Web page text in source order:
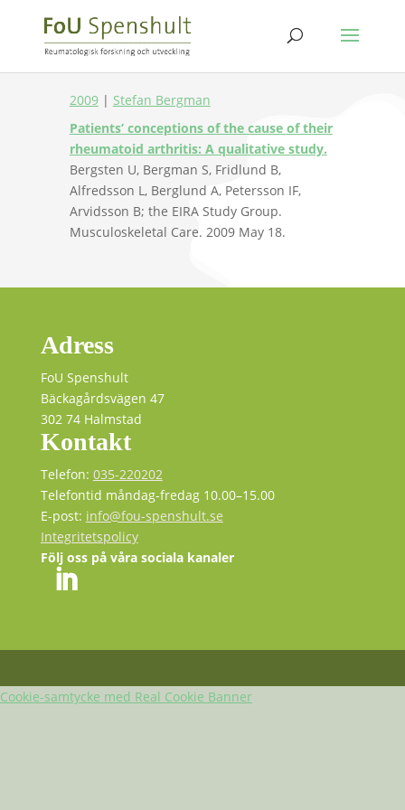
2009| Stefan Bergman
Patients’ conceptions of the cause of their
rheumatoid arthritis: A qualitative study.
Bergsten U, Bergman S, Fridlund B,
Alfredsson L, Berglund A, Petersson IF,
Arvidsson B; the EIRA Study Group.
Musculoskeletal Care. 2009 May 18.
Adress
FoU Spenshult
Bäckagårdsvägen 47
302 74 Halmstad
Kontakt
Telefon: 035-220202
Telefontid måndag-fredag 10.00–15.00
E-post: info@fou-spenshult.se
Integritetspolicy
Följ oss på våra sociala kanaler
Cookie-samtycke med Real Cookie Banner